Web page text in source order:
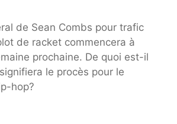
de Sean Combs pour trafic
de racket commencera à
prochaine. De quoi est-il
le procès pour le
hop?